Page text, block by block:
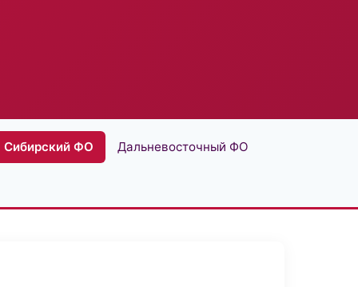
Сибирский ФО Дальневосточный ФО